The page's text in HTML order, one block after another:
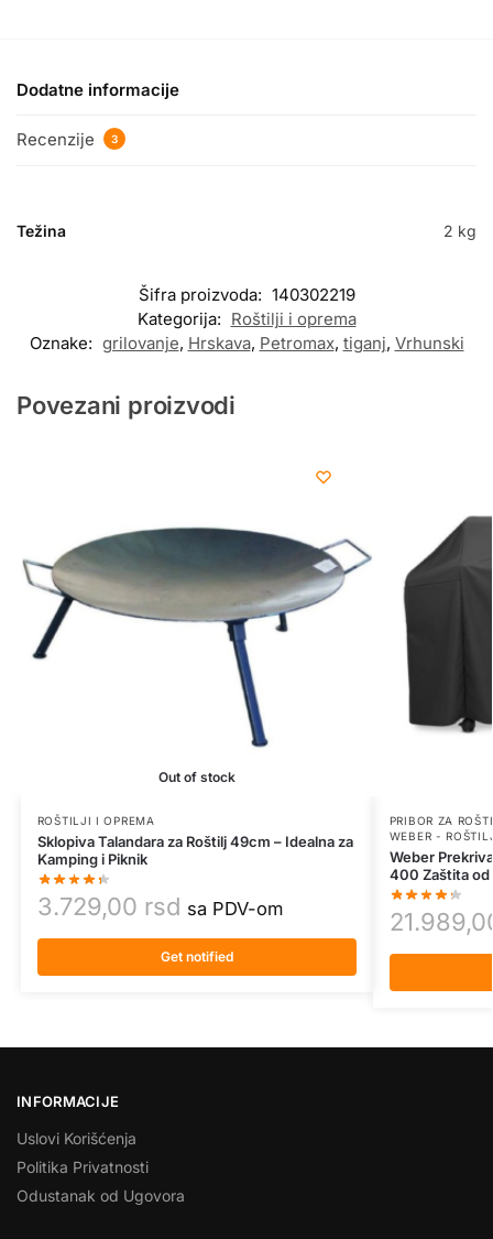
Dodatne informacije
Recenzije 3
Težina 2 kg
Šifra proizvoda: 140302219
Kategorija: Roštilji i oprema
Oznake: grilovanje, Hrskava, Petromax, tiganj, Vrhunski
Povezani proizvodi
Out of stock
ROŠTILJI I OPREMA
Sklopiva Talandara za Roštilj 49cm – Idealna za
Kamping i Piknik
3.729,00 rsd sa PDV-om
Get notified
PRIBOR ZA
WEBER -
Weber
400 Zaštita od
INFORMACIJE
Uslovi Korišćenja
Politika Privatnosti
Odustanak od Ugovora